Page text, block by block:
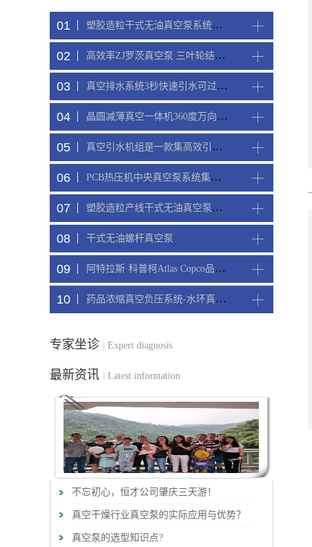
塑胶造粒干式无油真空泵系统带动多条产线集中抽真空环保节能
01
高效率ZJ罗茨真空泵 三叶轮结构 抽速快 真空度高
02
真空排水系统3秒快速引水可过滤沙石
03
晶圆减薄真空一体机360度万向轮，可以集中过滤粉尘
04
真空引水机组是一款集高效引水装置可过滤泥水沙石
05
PCB热压机中央真空泵系统集中抽真空
06
塑胶造粒产线干式无油真空泵系统集中抽真空
07
干式无油螺杆真空泵
08
阿特拉斯·科普柯Atlas Copco品牌CNC精雕机配套螺杆真空机组
09
药品浓缩真空负压系统-水环真空机组
10
专家坐诊 | Expert diagnosis
最新资讯 | Latest information
不忘初心，恒才公司肇庆三天游！
真空干燥行业真空泵的实际应用与优势？
真空泵的选型知识点?